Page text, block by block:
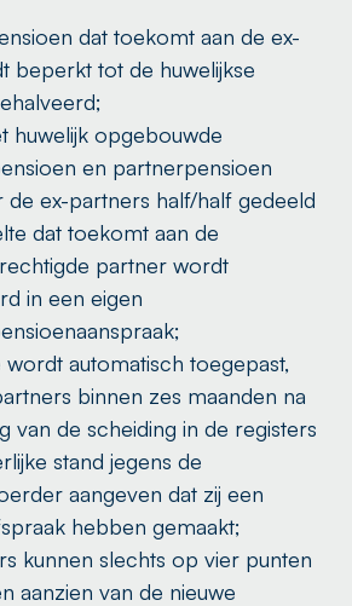
dat toekomt aan de ex-
beperkt tot de huwelijkse
huwelijk opgebouwde
en partnerpensioen
ex-partners half/half gedeeld
dat toekomt aan de
partner wordt
in een eigen
automatisch toegepast,
binnen zes maanden na
van de scheiding in de registers
stand jegens de
aangeven dat zij een
hebben gemaakt;
kunnen slechts op vier punten
aanzien van de nieuwe